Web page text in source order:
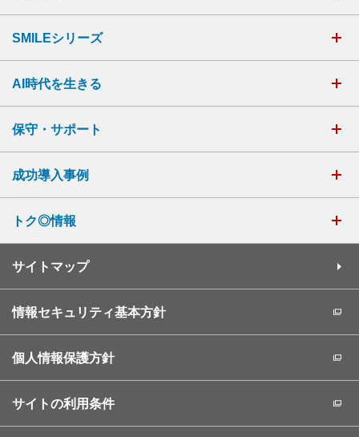
SMILEシリーズ
AI時代を生きる
保守・サポート
成功導入事例
トク◎情報
サイトマップ
情報セキュリティ基本方針
個人情報保護方針
サイトの利用条件